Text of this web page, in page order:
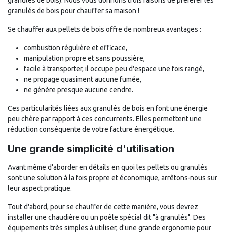
granulés de bois pour chauffer sa maison !
Se chauffer aux pellets de bois offre de nombreux avantages :
combustion régulière et efficace,
manipulation propre et sans poussière,
facile à transporter, il occupe peu d'espace une fois rangé,
ne propage quasiment aucune fumée,
ne génère presque aucune cendre.
Ces particularités liées aux granulés de bois en font une énergie
peu chère par rapport à ces concurrents. Elles permettent une
réduction conséquente de votre facture énergétique.
Une grande simplicité d'utilisation
Avant même d'aborder en détails en quoi les pellets ou granulés
sont une solution à la fois propre et économique, arrêtons-nous sur
leur aspect pratique.
Tout d'abord, pour se chauffer de cette manière, vous devrez
installer une chaudière ou un poêle spécial dit "à granulés". Des
équipements très simples à utiliser, d'une grande ergonomie pour